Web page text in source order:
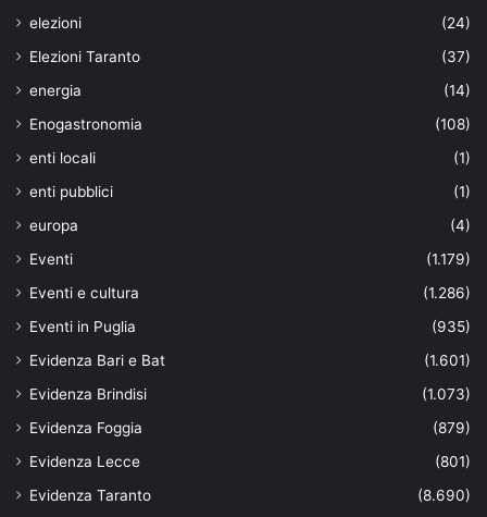
elezioni
(24)
Elezioni Taranto
(37)
energia
(14)
Enogastronomia
(108)
enti locali
(1)
enti pubblici
(1)
europa
(4)
Eventi
(1.179)
Eventi e cultura
(1.286)
Eventi in Puglia
(935)
Evidenza Bari e Bat
(1.601)
Evidenza Brindisi
(1.073)
Evidenza Foggia
(879)
Evidenza Lecce
(801)
Evidenza Taranto
(8.690)